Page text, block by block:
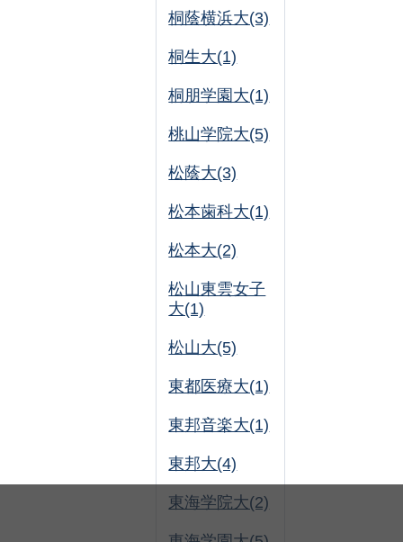
桐蔭横浜大(3)
桐生大(1)
桐朋学園大(1)
桃山学院大(5)
松蔭大(3)
松本歯科大(1)
松本大(2)
松山東雲女子
大(1)
松山大(5)
東都医療大(1)
東邦音楽大(1)
東邦大(4)
東海学院大(2)